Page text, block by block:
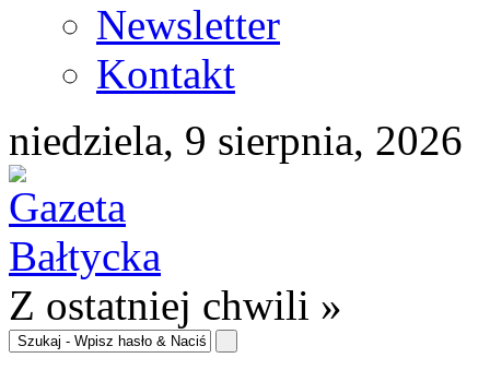
Newsletter
Kontakt
niedziela, 9 sierpnia, 2026
Z ostatniej chwili »